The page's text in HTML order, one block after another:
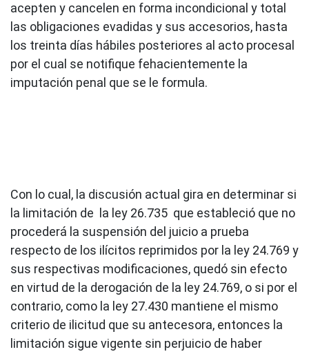
acepten y cancelen en forma incondicional y total
las obligaciones evadidas y sus accesorios, hasta
los treinta días hábiles posteriores al acto procesal
por el cual se notifique fehacientemente la
imputación penal que se le formula.
Con lo cual, la discusión actual gira en determinar si
la limitación de la ley 26.735 que estableció que no
procederá la suspensión del juicio a prueba
respecto de los ilícitos reprimidos por la ley 24.769 y
sus respectivas modificaciones, quedó sin efecto
en virtud de la derogación de la ley 24.769, o si por el
contrario, como la ley 27.430 mantiene el mismo
criterio de ilicitud que su antecesora, entonces la
limitación sigue vigente sin perjuicio de haber